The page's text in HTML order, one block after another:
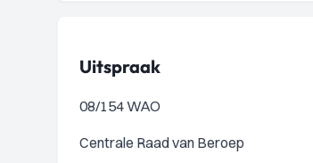
Uitspraak
08/154 WAO
Centrale Raad van Beroep